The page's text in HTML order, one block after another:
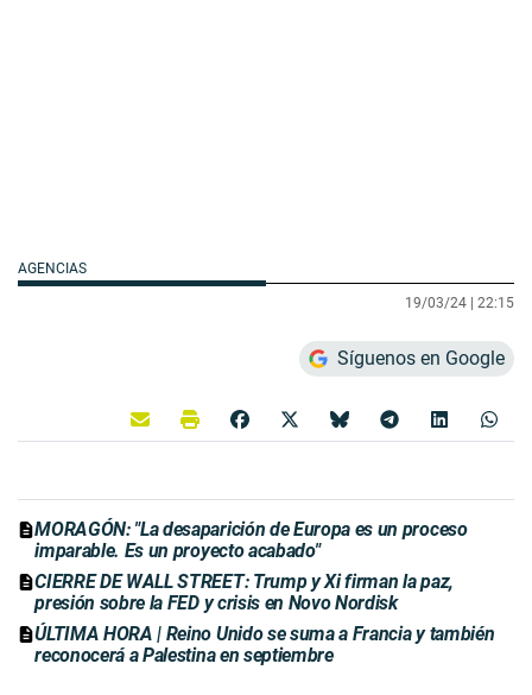
AGENCIAS
19/03/24 | 22:15
Síguenos en Google
MORAGÓN: "La desaparición de Europa es un proceso
imparable. Es un proyecto acabado"
CIERRE DE WALL STREET: Trump y Xi firman la paz,
presión sobre la FED y crisis en Novo Nordisk
ÚLTIMA HORA | Reino Unido se suma a Francia y también
reconocerá a Palestina en septiembre